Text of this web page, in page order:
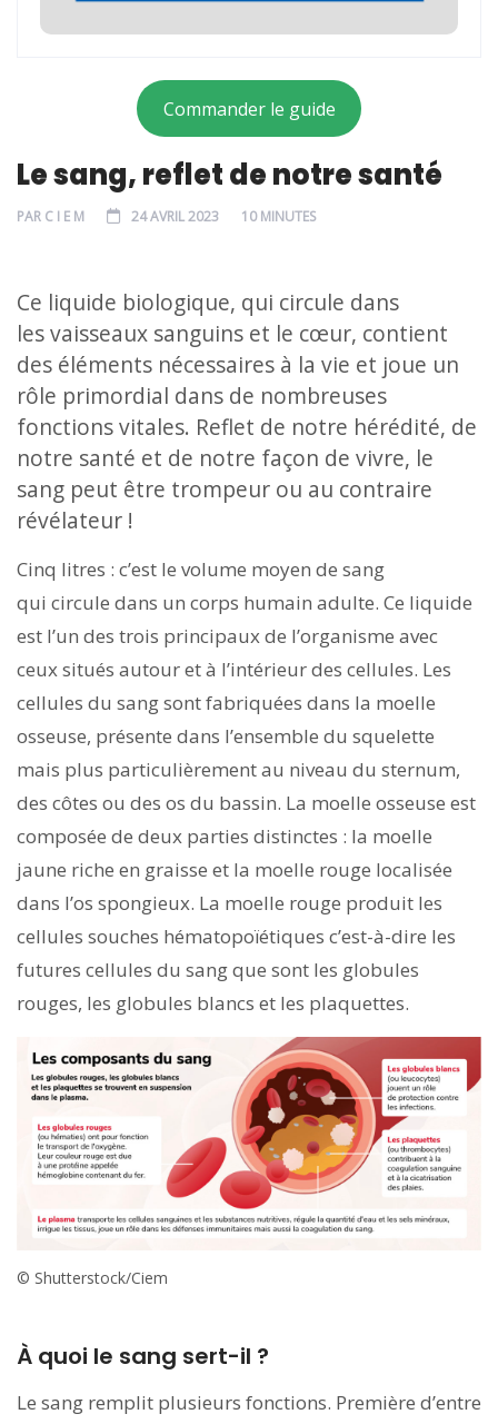
Commander le guide
Le sang, reflet de notre santé
PAR C I E M 24 AVRIL 2023 10 MINUTES
Ce liquide biologique, qui circule dans
les vaisseaux sanguins et le cœur, contient
des éléments nécessaires à la vie et joue un
rôle primordial dans de nombreuses
fonctions vitales. Reflet de notre hérédité, de
notre santé et de notre façon de vivre, le
sang peut être trompeur ou au contraire
révélateur !
Cinq litres : c’est le volume moyen de sang
qui circule dans un corps humain adulte. Ce liquide
est l’un des trois principaux de l’organisme avec
ceux situés autour et à l’intérieur des cellules. Les
cellules du sang sont fabriquées dans la moelle
osseuse, présente dans l’ensemble du squelette
mais plus particulièrement au niveau du sternum,
des côtes ou des os du bassin. La moelle osseuse est
composée de deux parties distinctes : la moelle
jaune riche en graisse et la moelle rouge localisée
dans l’os spongieux. La moelle rouge produit les
cellules souches hématopoïétiques c’est-à-dire les
futures cellules du sang que sont les globules
rouges, les globules blancs et les plaquettes.
© Shutterstock/Ciem
À quoi le sang sert-il ?
Le sang remplit plusieurs fonctions. Première d’entre